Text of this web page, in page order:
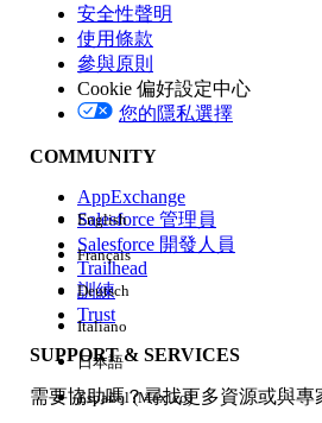
版本
經驗
安全性聲明
使用條款
參與原則
Cookie 偏好設定中心
您的隱私選擇
COMMUNITY
AppExchange
Salesforce 管理員
Salesforce 開發人員
Trailhead
訓練
Trust
SUPPORT & SERVICES
需要協助嗎？尋找更多資源或與專
English
Français
Deutsch
Italiano
日本語
Español (México)